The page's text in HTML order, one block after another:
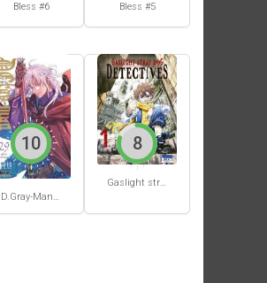
Bless #6 Bless #5
D.Gray-Man #29
10 8